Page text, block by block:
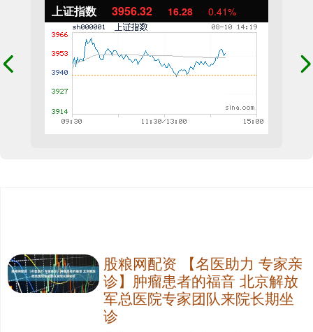
上证指数 3956.32 16.28 0.41%
股粮网配资 【名医助力 专家亲
诊】肿瘤患者的福音 北京解放
军总医院专家团队来院长期坐
诊